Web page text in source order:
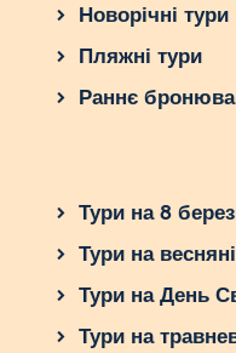
Новорічні тури
Пляжні тури
Раннє
Тури на 8
Тури на
Тури на День
Тури на